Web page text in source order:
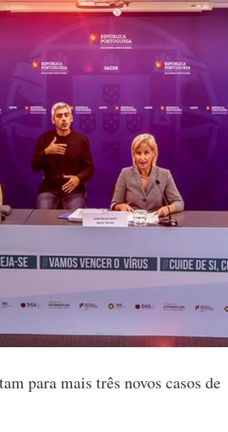
para mais três novos casos de